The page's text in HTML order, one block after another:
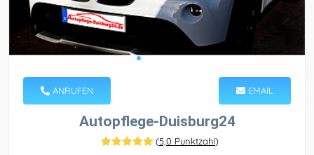
ANRUFEN EMAIL
Autopflege-Duisburg24
(5,0 Punktzahl)